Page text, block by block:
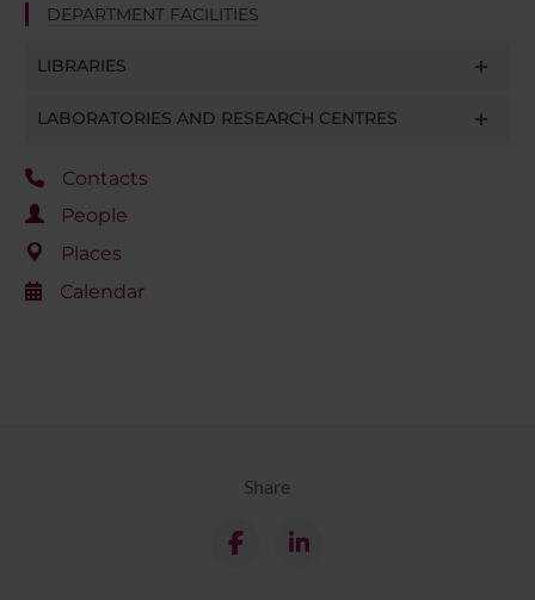
DEPARTMENT FACILITIES
LIBRARIES
LABORATORIES AND RESEARCH CENTRES
Contacts
People
Places
Calendar
Share